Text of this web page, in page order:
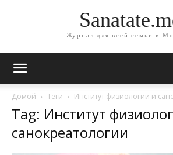
Журнал для всей семьи в
Домой Теги Институт физиологии и
Tag: Институт
санокреатологии